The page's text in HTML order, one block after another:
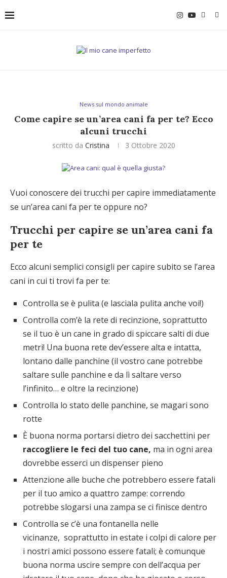
News sul mondo animale
Come capire se un’area cani fa per te? Ecco
alcuni trucchi
scritto da Cristina 3 Ottobre 2020
Vuoi conoscere dei trucchi per capire immediatamente
se un’area cani fa per te oppure no?
Trucchi per capire se un’area cani fa
per te
Ecco alcuni semplici consigli per capire subito se l’area
cani in cui ti trovi fa per te:
Controlla se è pulita (e lasciala pulita anche voi!)
Controlla com’è la rete di recinzione, soprattutto
se il tuo è un cane in grado di spiccare salti di due
metri! Una buona rete dev’essere alta e intatta,
lontano dalle panchine (il vostro cane potrebbe
saltare sulle panchine e da lì saltare verso
l’infinito… e oltre la recinzione)
Controlla lo stato delle panchine, se magari sono
rotte
È buona norma portarsi dietro dei sacchettini per
raccogliere le feci del tuo cane, ma in ogni area
dovrebbe esserci un dispenser pieno
Attenzione alle buche che potrebbero essere fatali
per il tuo amico a quattro zampe: correndo
potrebbe slogarsi una zampa se ci finisce dentro
Controlla se c’è una fontanella nelle
vicinanze, soprattutto in estate i colpi di calore per
i nostri amici possono essere fatali; è comunque
buona norma uscire sempre con dell’acqua per